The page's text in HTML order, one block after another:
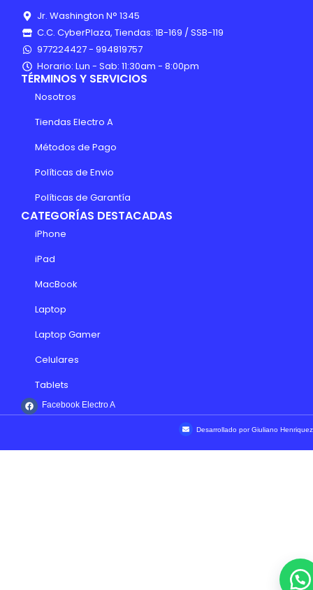
Jr. Washington N° 1345
C.C. CyberPlaza, Tiendas: 1B-169 / SSB-119
977224427 - 994819757
Horario: Lun - Sab: 11:30am - 8:00pm
TÉRMINOS Y SERVICIOS
Nosotros
Tiendas Electro A
Métodos de Pago
Políticas de Envio
Políticas de Garantía
CATEGORÍAS DESTACADAS
iPhone
iPad
MacBook
Laptop
Laptop Gamer
Celulares
Tablets
Facebook Electro A
Desarrollado por Giuliano Henriquez